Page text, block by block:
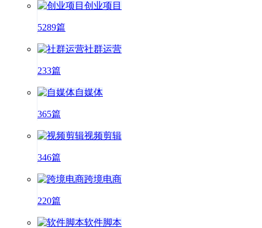
创业项目
5289篇
社群运营
233篇
自媒体
365篇
视频剪辑
346篇
跨境电商
220篇
软件脚本